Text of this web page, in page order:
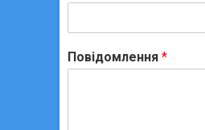
Повідомлення *